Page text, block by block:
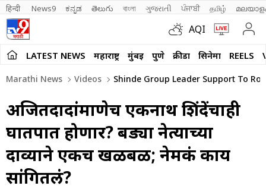
हिन्दी News9 ಕನ್ನಡ తెలుగు বাংলা ગુજરાતી ਪੰਜਾਬੀ தமிழ்
AQI
LATEST NEWS महाराष्ट्र मुंबई पुणे क्रीडा सिनेमा REELS
Marathi News Videos Shinde Group Leader Support To
अजितदादांप्रमाणेच एकनाथ शिंदेंचाही
घातपात होणार? बड्या नेत्याच्या
दाव्याने एकच खळबळ; नेमकं काय
सांगितलं?